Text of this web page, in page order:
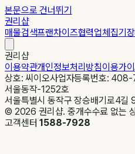
본문으로 건너뛰기
권리샵
매물검색프랜차이즈협력업체집기
권리샵
이용약관개인정보처리방침이용가
상호: 씨이오사업자등록번호:
서울동작-1252호
서울특별시 동작구 장승배기로4길
© 2026 권리샵. 중개수수료 없는
고객센터1588-7928